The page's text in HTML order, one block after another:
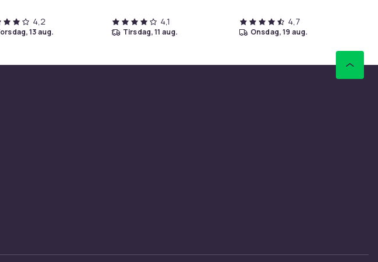
4,2
torsdag, 13 aug.
4,1
tirsdag, 11 aug.
4,7
onsdag, 19 aug.